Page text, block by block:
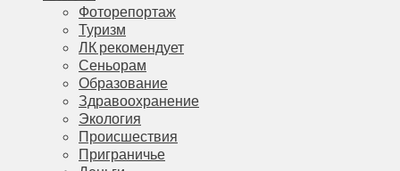
Фоторепортаж
Туризм
ЛК рекомендует
Сеньорам
Образование
Здравоохранение
Экология
Происшествия
Приграничье